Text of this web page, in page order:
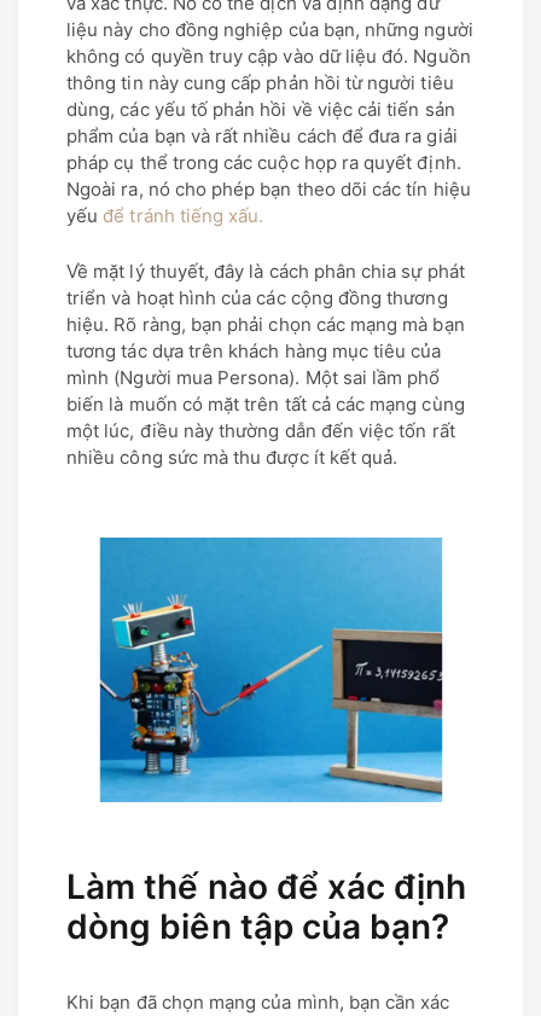
liệu này cho đồng nghiệp của bạn, những người
không có quyền truy cập vào dữ liệu đó. Nguồn
thông tin này cung cấp phản hồi từ người tiêu
dùng, các yếu tố phản hồi về việc cải tiến sản
phẩm của bạn và rất nhiều cách để đưa ra giải
pháp cụ thể trong các cuộc họp ra quyết định.
Ngoài ra, nó cho phép bạn theo dõi các tín hiệu
yếu để tránh tiếng xấu.
Về mặt lý thuyết, đây là cách phân chia sự phát
triển và hoạt hình của các cộng đồng thương
hiệu. Rõ ràng, bạn phải chọn các mạng mà bạn
tương tác dựa trên khách hàng mục tiêu của
mình (Người mua Persona). Một sai lầm phổ
biến là muốn có mặt trên tất cả các mạng cùng
một lúc, điều này thường dẫn đến việc tốn rất
nhiều công sức mà thu được ít kết quả.
Làm thế nào để xác định
dòng biên tập của bạn?
Khi bạn đã chọn mạng của mình, bạn cần xác